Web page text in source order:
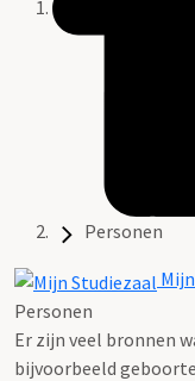
Personen
Personen
Er zijn veel bronnen
bijvoorbeeld